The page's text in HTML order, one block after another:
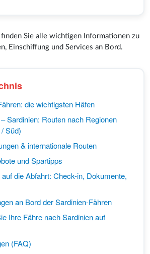
finden Sie alle wichtigen Informationen zu
Einschiffung und Services an Bord.
die wichtigsten Häfen
Sardinien: Routen nach Regionen
Süd)
& internationale Routen
und Spartipps
die Abfahrt: Check-in, Dokumente,
an Bord der Sardinien-Fähren
Ihre Fähre nach Sardinien auf
(FAQ)